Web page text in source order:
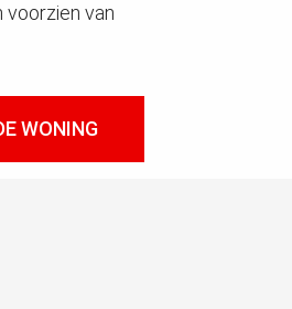
voorzien van
WONING